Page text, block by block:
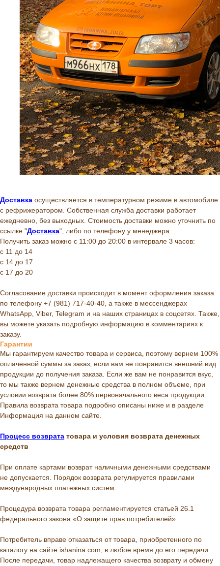
Доставка осуществляется в температурном режиме в автомобиле
с рефрижератором. Собственная служба доставки работает
ежедневно, без выходных. Стоимость доставки можно уточнить по
ссылке "Доставка", либо по телефону у менеджера.
Получить заказ можно с 11:00 до 20:00 в интервале 3 часов:
с 11 до 14
с 14 до 17
с 17 до 20
Согласование доставки происходит в момент оформления заказа
по телефону +7 (981) 717-40-40, а также в мессенджерах
WhatsApp, Viber, Telegram и на наших страницах в соцсетях. Также,
вы можете указать подробную информацию в комментариях к
заказу.
Гарантии
Мы гарантируем качество товара и сервиса, поэтому вернем 100%
оплаченной суммы за заказ, если вам не понравится внешний вид
продукции до получения заказа. Если же вам не понравится вкус,
то мы также вернем денежные средства в полном объеме, при
условии возврата более 80% первоначального веса продукции.
Правила возврата товара подробно описаны ниже и в разделе
Информация на данном сайте.
Процесс возврата товара и условия возврата денежных
средств
При оплате картами возврат наличными денежными средствами
не допускается. Порядок возврата регулируется правилами
международных платежных систем.
Процедура возврата товара регламентируется статьей 26.1
федерального закона «О защите прав потребителей».
Потребитель вправе отказаться от товара, приобретенного по
каталогу на сайте ishanina.com, в любое время до его передачи.
После передачи, товар надлежащего качества возврату и обмену